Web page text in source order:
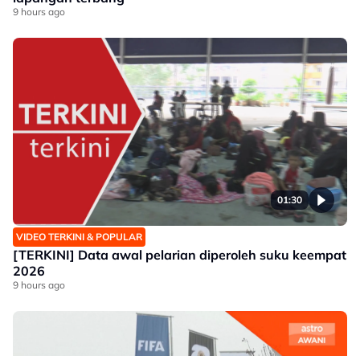
9 hours ago
01:30
VIDEO TERKINI & POPULAR
[TERKINI] Data awal pelarian diperoleh suku keempat
2026
9 hours ago